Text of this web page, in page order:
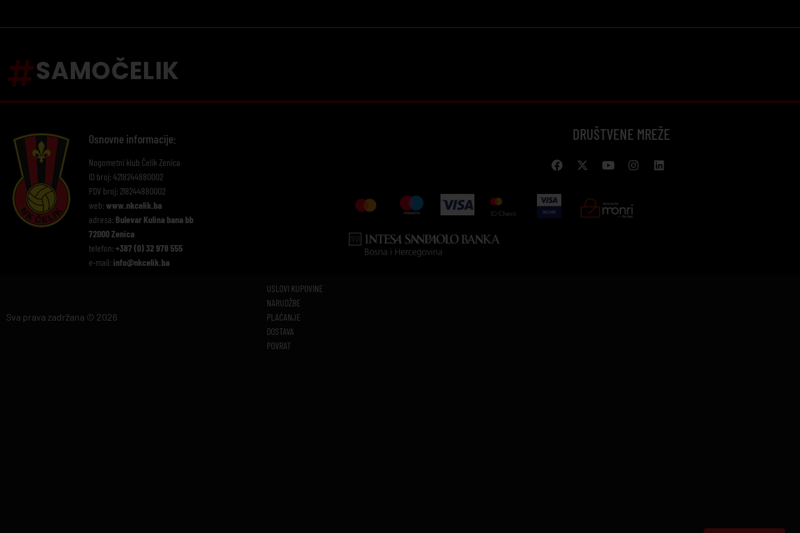
SAMOČELIK
Osnovne informacije:
Nogometni klub Čelik Zenica
ID broj: 4218244880002
PDV broj: 218244880002
web: www.nkcelik.ba
adresa: Bulevar Kulina bana bb
72000 Zenica
telefon: +387 (0) 32 978 555
e-mail: info@nkcelik.ba
DRUŠTVENE MREŽE
Sva prava zadržana © 2026
USLOVI KUPOVINE
NARUDŽBE
PLAĆANJE
DOSTAVA
POVRAT